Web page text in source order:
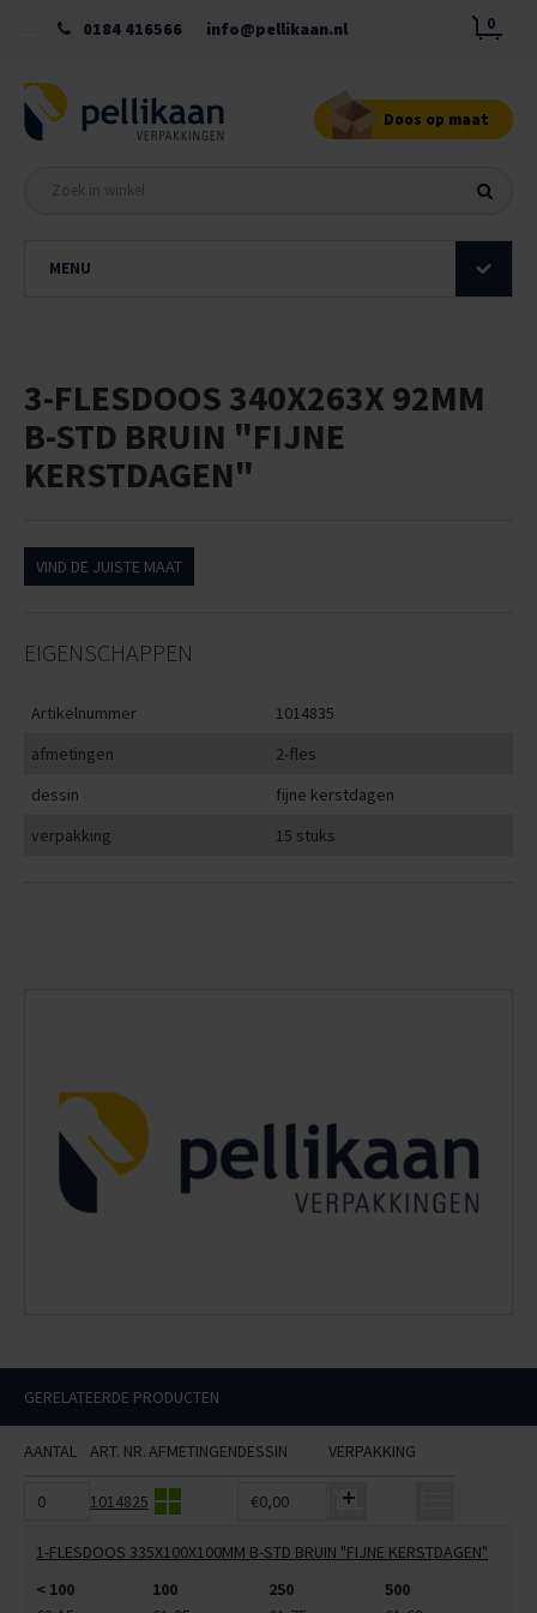
0184 416566 info@pellikaan.nl 0
Doos op maat
MENU
3-FLESDOOS 340X263X 92MM
B-STD BRUIN "FIJNE
KERSTDAGEN"
VIND DE JUISTE MAAT
EIGENSCHAPPEN
Artikelnummer
1014835
afmetingen
2-fles
dessin
fijne kerstdagen
verpakking
15 stuks
GERELATEERDE PRODUCTEN
AANTAL ART. NR.AFMETINGENDESSIN VERPAKKING
1014825 €0,00
1-FLESDOOS 335X100X100MM B-STD BRUIN "FIJNE KERSTDAGEN"
< 100
100 250
500